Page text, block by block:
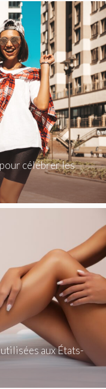
célébrer les
aux États-